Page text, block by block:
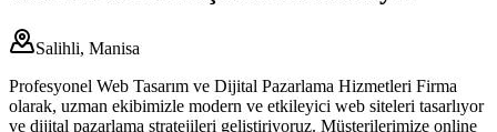
Salihli, Manisa
Profesyonel Web Tasarım ve Dijital Pazarlama Hizmetleri Firma
olarak, uzman ekibimizle modern ve etkileyici web siteleri tasarlıyor
ve dijital pazarlama stratejileri geliştiriyoruz. Müşterilerimize online